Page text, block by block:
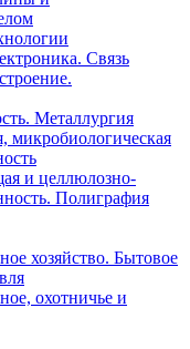
Связь
Металлургия
микробиологическая
и целлюлозно-
Полиграфия
хозяйство. Бытовое
охотничье и